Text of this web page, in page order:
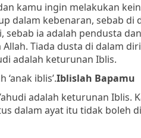
kamu ingin melakukan
dalam kebenaran, sebab di
ia adalah pendusta
Tiada dusta di dalam
adalah keturunan Iblis.
iblis’.Iblislah Bapamu
adalah keturunan Iblis.
dalam ayat itu tidak boleh